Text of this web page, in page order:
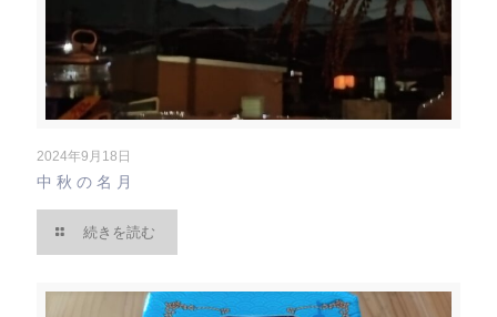
2024年9月18日
中秋の名月
続きを読む